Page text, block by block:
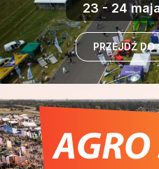
23 - 24
PRZEJDŹ DO